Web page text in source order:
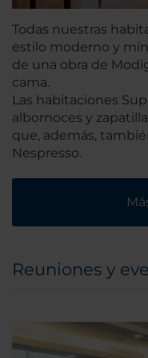
Todas nuestras
estilo moderno y
de una obra de
cama.
Las habitaciones
albornoces y
que, además,
Nespresso.
Reuniones y